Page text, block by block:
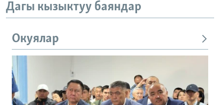
Дагы кызыктуу баяндар
Окуялар